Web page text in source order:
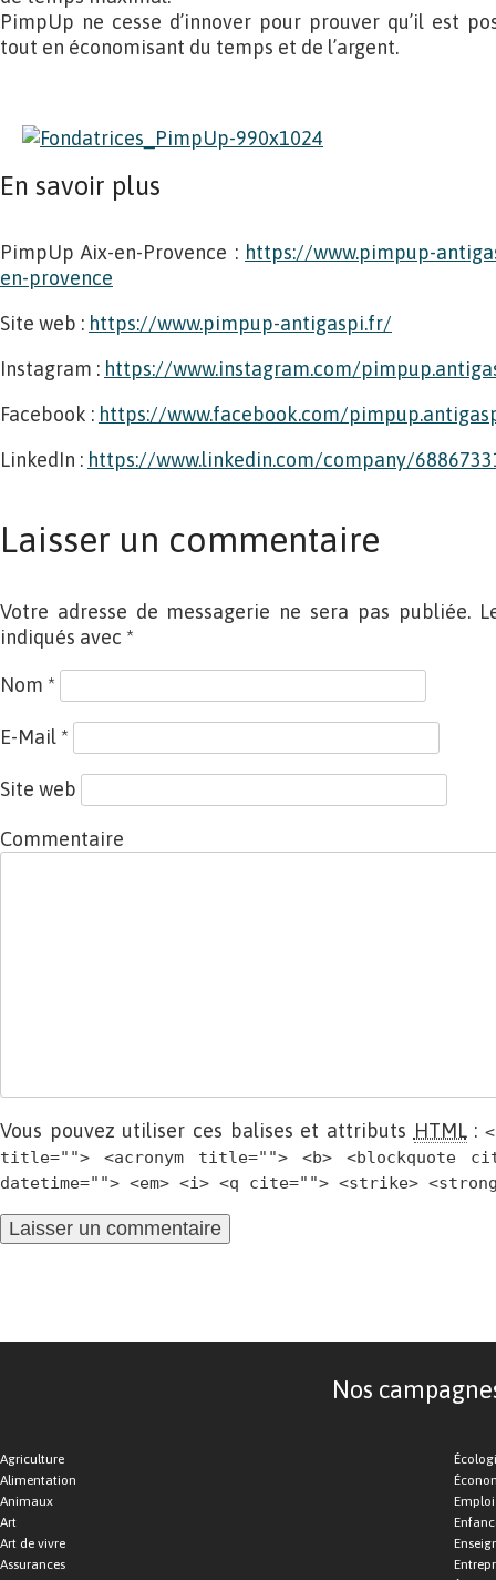
PimpUp ne cesse d’innover pour prouver qu’il est
tout en économisant du temps et de l’argent.
En savoir plus
PimpUp Aix-en-Provence : https://www.pimpup-
en-provence
Site web : https://www.pimpup-antigaspi.fr/
Instagram : https://www.instagram.com/
Facebook : https://www.facebook.com/
LinkedIn : https://www.linkedin.com/company/
Laisser un commentaire
Votre adresse de messagerie ne sera pas publiée.
indiqués avec *
Nom *
E-Mail *
Site web
Commentaire
Vous pouvez utiliser ces balises et attributs HTML:
title=""> <acronym title=""> <b> <blockquote
datetime=""> <em> <i> <q cite=""> <strike>
Nos
Agriculture
Alimentation
Animaux
Art
Art de vivre
Assurances
Emploi